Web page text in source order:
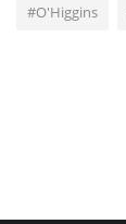
#O'Higgins